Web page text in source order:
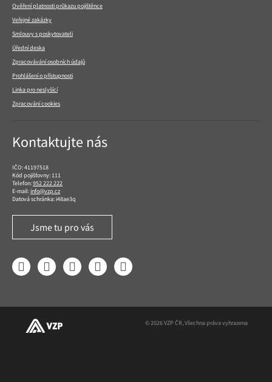
Ověření platnosti průkazu pojištěnce
Veřejné zakázky
Smlouvy s poskytovateli
Úřední deska
Zpracovávání osobních údajů
Prohlášení o přístupnosti
Linka pro neslyšící
Zpracování cookies
Kontaktujte nás
IČO: 41197518
Kód pojišťovny: 111
Telefon:952 222 222
E-mail:info@vzp.cz
Datová schránka: i48ae3q
Jsme tu pro vás
FacebookLinkedIn YouTube InstagramTwitter
© 2026 VZP ČR, Všechna práva vyhrazena